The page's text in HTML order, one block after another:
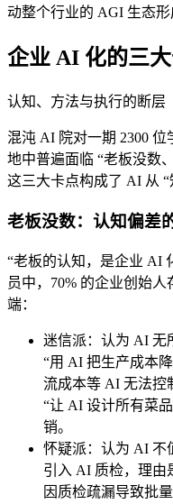
动整个行业的 AGI 生态形
企业 AI 化的三
认知、方法与执行的断层
混沌 AI 院对一期 2300
地中普遍面临 “老板没数
这三大卡点构成了 AI 从 “
老板没数：认知偏差
“老板的认知，是企业 AI
员中，70% 的企业创始
端：
迷信派：认为 AI 无
“用 AI 把生产成本
流成本等 AI 无法控
“让 AI 设计所有菜
销。
怀疑派：认为 AI 不
引入 AI 质检，理由
因质检疏漏导致批